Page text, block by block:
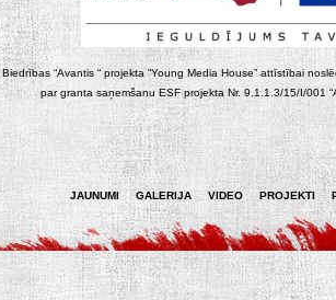
Biedrības “Avantis “ projekta “Young Media House” attīstībai
par granta saņemšanu ESF projekta Nr. 9.1.1.3/15/I/001
JAUNUMI GALERIJA VIDEO PROJEKTI